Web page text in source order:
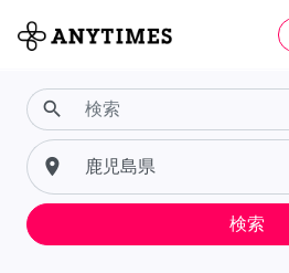
search
place
検索